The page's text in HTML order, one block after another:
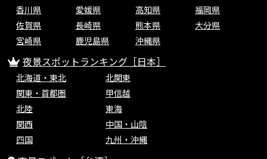
香川県
愛媛県 高知県
福岡県
佐賀県
長崎県 熊本県
大分県
宮崎県
鹿児島県 沖縄県
夜景スポットランキング［日本］
北海道・東北
北関東
関東・首都圏
甲信越
北陸
東海
関西
中国・山陰
四国
九州・沖縄